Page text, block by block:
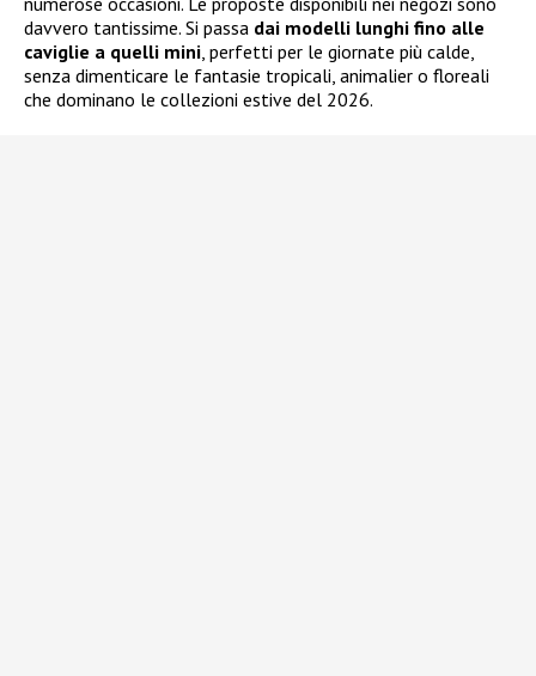
davvero tantissime. Si passa dai modelli lunghi fino alle
caviglie a quelli mini , perfetti per le giornate più calde,
senza dimenticare le fantasie tropicali, animalier o floreali
che dominano le collezioni estive del 2026.